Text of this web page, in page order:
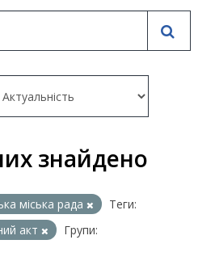
знайдено
міська рада
Теги:
акт
Групи: